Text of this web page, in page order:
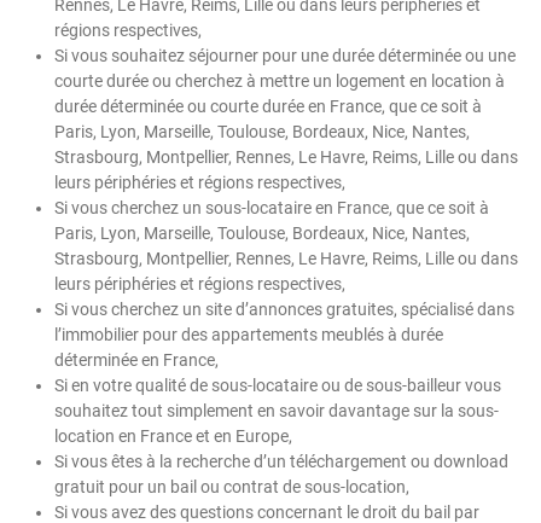
Rennes, Le Havre, Reims, Lille ou dans leurs périphéries et
régions respectives,
Si vous souhaitez séjourner pour une durée déterminée ou une
courte durée ou cherchez à mettre un logement en location à
durée déterminée ou courte durée en France, que ce soit à
Paris, Lyon, Marseille, Toulouse, Bordeaux, Nice, Nantes,
Strasbourg, Montpellier, Rennes, Le Havre, Reims, Lille ou dans
leurs périphéries et régions respectives,
Si vous cherchez un sous-locataire en France, que ce soit à
Paris, Lyon, Marseille, Toulouse, Bordeaux, Nice, Nantes,
Strasbourg, Montpellier, Rennes, Le Havre, Reims, Lille ou dans
leurs périphéries et régions respectives,
Si vous cherchez un site d’annonces gratuites, spécialisé dans
l’immobilier pour des appartements meublés à durée
déterminée en France,
Si en votre qualité de sous-locataire ou de sous-bailleur vous
souhaitez tout simplement en savoir davantage sur la sous-
location en France et en Europe,
Si vous êtes à la recherche d’un téléchargement ou download
gratuit pour un bail ou contrat de sous-location,
Si vous avez des questions concernant le droit du bail par